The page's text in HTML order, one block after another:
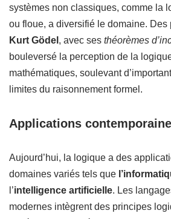
systèmes non classiques, comme la
ou floue, a diversifié le domaine.
Kurt Gödel , avec ses théorèmes
bouleversé la perception de la
mathématiques, soulevant
limites du raisonnement formel.
Applications
Aujourd’hui, la logique a des
domaines variés tels que
l’intelligence artificielle. Les
modernes intègrent des principes